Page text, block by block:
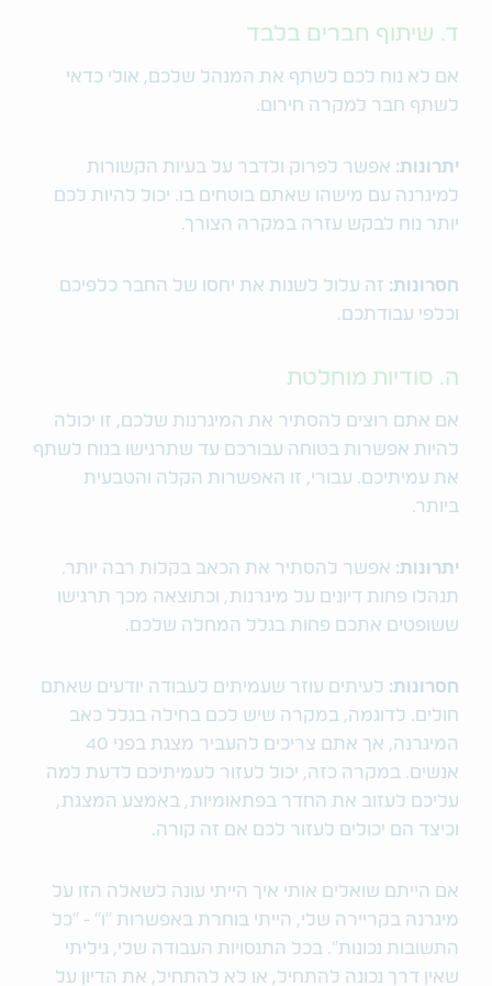
ד. שיתוף חברים בלבד
אם לא נוח לכם לשתף את המנהל שלכם, אולי כדאי
לשתף חבר למקרה חירום.
יתרונות: אפשר לפרוק ולדבר על בעיות הקשורות
למיגרנה עם מישהו שאתם בוטחים בו. יכול להיות לכם
יותר נוח לבקש עזרה במקרה הצורך.
חסרונות: זה עלול לשנות את יחסו של החבר כלפיכם
וכלפי עבודתכם.
ה. סודיות מוחלטת
אם אתם רוצים להסתיר את המיגרנות שלכם, זו יכולה
להיות אפשרות בטוחה עבורכם עד שתרגישו בנוח לשתף
את עמיתיכם. עבורי, זו האפשרות הקלה והטבעית
ביותר.
יתרונות: אפשר להסתיר את הכאב בקלות רבה יותר.
תנהלו פחות דיונים על מיגרנות, וכתוצאה מכך תרגישו
ששופטים אתכם פחות בגלל המחלה שלכם.
חסרונות: לעיתים עוזר שעמיתים לעבודה יודעים שאתם
חולים. לדוגמה, במקרה שיש לכם בחילה בגלל כאב
המיגרנה, אך אתם צריכים להעביר מצגת בפני 40
אנשים. במקרה כזה, יכול לעזור לעמיתיכם לדעת למה
עליכם לעזוב את החדר בפתאומיות, באמצע המצגת,
וכיצד הם יכולים לעזור לכם אם זה קורה.
אם הייתם שואלים אותי איך הייתי עונה לשאלה הזו על
מיגרנה בקריירה שלי, הייתי בוחרת באפשרות "ו" - "כל
התשובות נכונות". בכל התנסויות העבודה שלי, גיליתי
שאין דרך נכונה להתחיל, או לא להתחיל, את הדיון על